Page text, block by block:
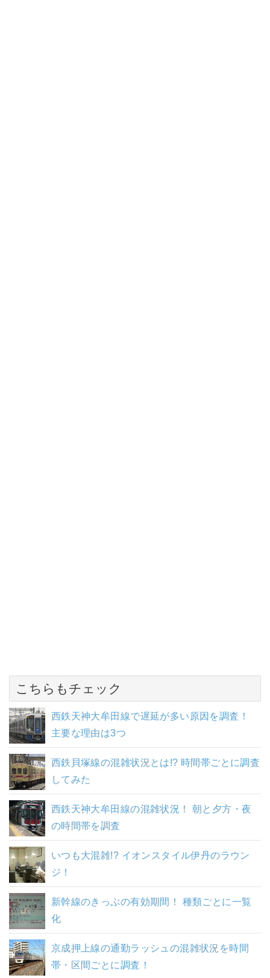
こちらもチェック
西鉄天神大牟田線で遅延が多い原因を調査！
主要な理由は3つ
西鉄貝塚線の混雑状況とは!? 時間帯ごとに調査
してみた
西鉄天神大牟田線の混雑状況！ 朝と夕方・夜
の時間帯を調査
いつも大混雑!? イオンスタイル伊丹のラウン
ジ！
新幹線のきっぷの有効期間！ 種類ごとに一覧
化
京成押上線の通勤ラッシュの混雑状況を時間
帯・区間ごとに調査！